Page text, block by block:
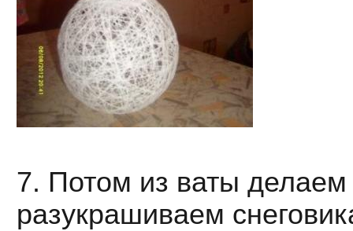
7. Потом из ваты делаем
разукрашиваем